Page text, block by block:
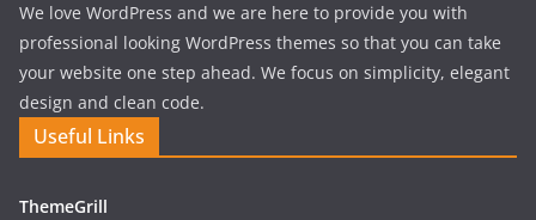
We love WordPress and we are here to provide you with
professional looking WordPress themes so that you can take
your website one step ahead. We focus on simplicity, elegant
design and clean code.
Useful Links
ThemeGrill